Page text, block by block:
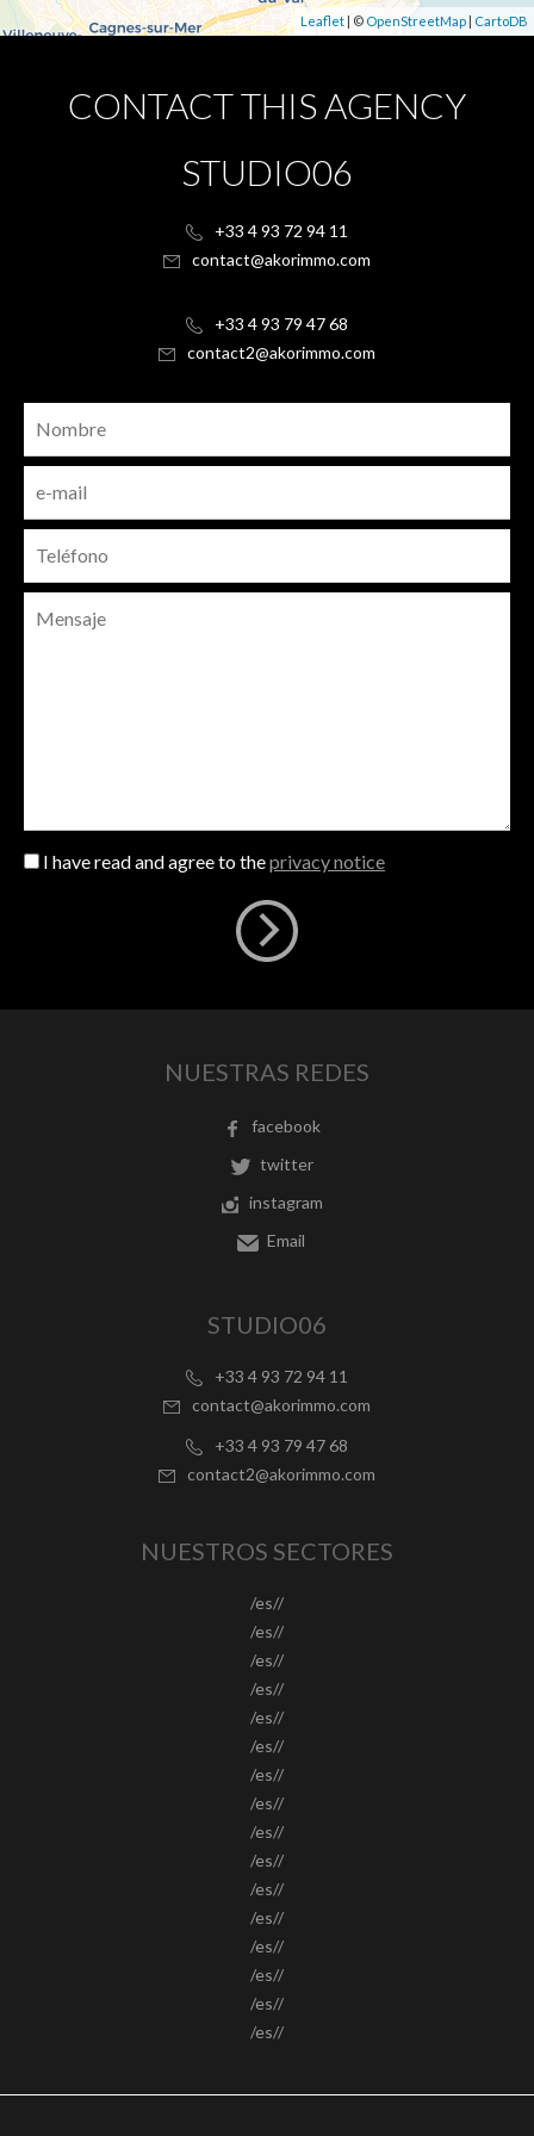
Leaflet | © OpenStreetMap | CartoDB
CONTACT THIS AGENCY
STUDIO06
+33 4 93 72 94 11
contact@akorimmo.com
+33 4 93 79 47 68
contact2@akorimmo.com
I have read and agree to theprivacy notice
NUESTRAS REDES
facebook
twitter
instagram
Email
STUDIO06
+33 4 93 72 94 11
contact@akorimmo.com
+33 4 93 79 47 68
contact2@akorimmo.com
NUESTROS SECTORES
/es//
/es//
/es//
/es//
/es//
/es//
/es//
/es//
/es//
/es//
/es//
/es//
/es//
/es//
/es//
/es//